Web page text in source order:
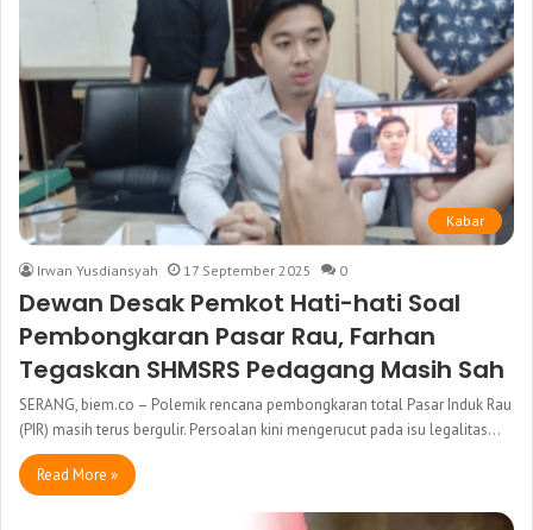
Kabar
Irwan Yusdiansyah 17 September 2025 0
Dewan Desak Pemkot Hati-hati Soal
Pembongkaran Pasar Rau, Farhan
Tegaskan SHMSRS Pedagang Masih Sah
SERANG, biem.co – Polemik rencana pembongkaran total Pasar Induk Rau
(PIR) masih terus bergulir. Persoalan kini mengerucut pada isu legalitas…
Read More »